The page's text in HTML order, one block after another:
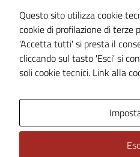
Cookie Policy
Note legali
Dichiarazione di accessibilità
Piano di miglioramento del sito
Questo sito utilizza cookie
cookie di profilazione di terze
'Accetta tutti' si presta il
cliccando sul tasto 'Esci' si
soli cookie tecnici. Link alla